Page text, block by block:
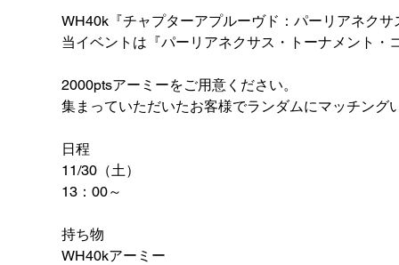
WH40k『チャプターアプルーヴド：パーリアネク
当イベントは『パーリアネクサス・トーナメント・
2000ptsアーミーをご用意ください。
集まっていただいたお客様でランダムにマッチング
日程
11/30（土）
13：00～
持ち物
WH40kアーミー